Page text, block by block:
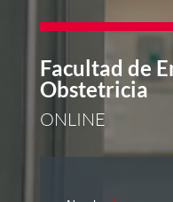
Facultad de
Obstetricia
ONLINE